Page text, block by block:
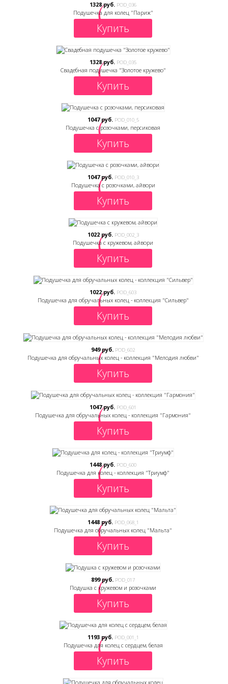
1328 руб. POD_036
Подушечка для колец "Париж"
Купить
1328 руб. POD_035
Свадебная подушечка "Золотое кружево"
Купить
1047 руб. POD_010_5
Подушечка с розочками, персиковая
Купить
1047 руб. POD_010_3
Подушечка с розочками, айвори
Купить
1022 руб. POD_002_3
Подушечка с кружевом, айвори
Купить
1022 руб. POD_603
Подушечка для обручальных колец - коллекция "Сильвер"
Купить
949 руб. POD_602
Подушечка для обручальных колец - коллекция "Мелодия любви"
Купить
1047 руб. POD_601
Подушечка для обручальных колец - коллекция "Гармония"
Купить
1448 руб. POD_600
Подушечка для колец - коллекция "Триумф"
Купить
1448 руб. POD_068_1
Подушечка для обручальных колец "Мальта"
Купить
899 руб. POD_017
Подушка с кружевом и розочками
Купить
1193 руб. POD_001_1
Подушечка для колец с сердцем, белая
Купить